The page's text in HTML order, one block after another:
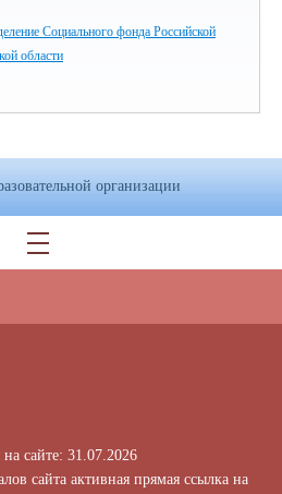
Социального фонда Российской
области
организации
сайте: 31.07.2026
сайта активная прямая ссылка на